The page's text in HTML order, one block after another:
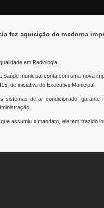
fez aquisição de moderna
em Radiologia!
municipal conta com uma nova
de iniciativa do Executivo Municipal.
sistemas de ar condicionado,
assumiu o mandato, ele tem trazido